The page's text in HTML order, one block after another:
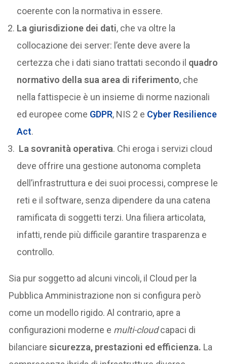
coerente con la normativa in essere.
La giurisdizione dei dati, che va oltre la
collocazione dei server: l’ente deve avere la
certezza che i dati siano trattati secondo il quadro
normativo della sua area di riferimento, che
nella fattispecie è un insieme di norme nazionali
ed europee come GDPR, NIS 2 e Cyber Resilience
Act.
La sovranità operativa. Chi eroga i servizi cloud
deve offrire una gestione autonoma completa
dell’infrastruttura e dei suoi processi, comprese le
reti e il software, senza dipendere da una catena
ramificata di soggetti terzi. Una filiera articolata,
infatti, rende più difficile garantire trasparenza e
controllo.
Sia pur soggetto ad alcuni vincoli, il Cloud per la
Pubblica Amministrazione non si configura però
come un modello rigido. Al contrario, apre a
configurazioni moderne e multi-cloudcapaci di
bilanciaresicurezza, prestazioni ed efficienza. La